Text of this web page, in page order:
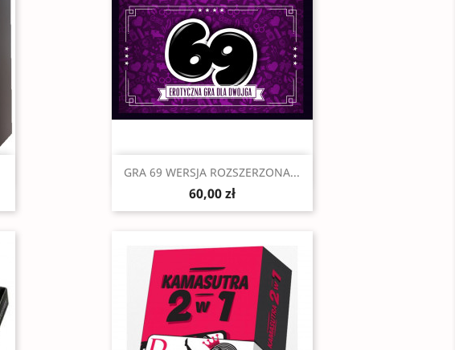
Szybki podgląd
GRA 69 WERSJA ROZSZERZONA...
60,00 zł